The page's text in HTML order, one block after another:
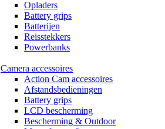
Opladers
Battery grips
Batterijen
Reisstekkers
Powerbanks
Camera accessoires
Action Cam accessoires
Afstandsbedieningen
Battery grips
LCD bescherming
Bescherming & Outdoor